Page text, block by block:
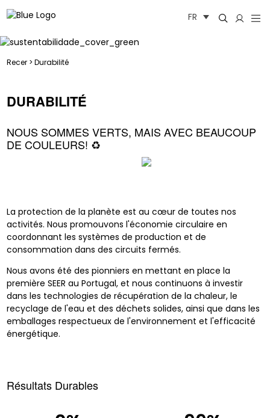
au
FR
Recer> Durabilité
DURABILITÉ
NOUS SOMMES VERTS, MAIS AVEC BEAUCOUP
DE COULEURS! ♻️
La protection de la planète est au cœur de toutes nos
activités. Nous promouvons l'économie circulaire en
coordonnant les systèmes de production et de
consommation dans des circuits fermés.
Nous avons été des pionniers en mettant en place la
première SEER au Portugal, et nous continuons à investir
dans les technologies de récupération de la chaleur, le
recyclage de l'eau et des déchets solides, ainsi que dans les
emballages respectueux de l'environnement et l'efficacité
énergétique.
Résultats Durables